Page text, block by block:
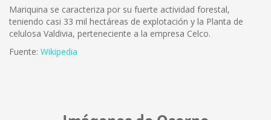
Mariquina se caracteriza por su fuerte actividad forestal,
teniendo casi 33 mil hectáreas de explotación y la Planta de
celulosa Valdivia, perteneciente a la empresa Celco.
Fuente: Wikipedia